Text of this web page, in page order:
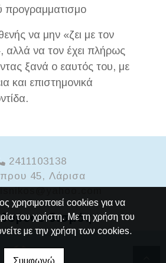
προγραμματισμο
να μην «ζει με τον
αλλά να τον έχει πλήρως
ξανά ο εαυτός του, με
και επιστημονικά
2411103138
45, Λάρισα
χρησιμοποιεί cookies για να
του χρήστη. Με τη χρήση του
με την χρήση των cookies.
Συμφωνώ